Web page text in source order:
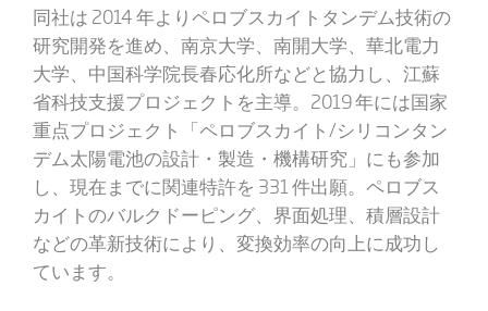
同社は 2014 年よりペロブスカイトタンデム技術の
研究開発を進め、南京大学、南開大学、華北電力
大学、中国科学院長春応化所などと協力し、江蘇
省科技支援プロジェクトを主導。2019 年には国家
重点プロジェクト「ペロブスカイト/シリコンタン
デム太陽電池の設計・製造・機構研究」にも参加
し、現在までに関連特許を 331 件出願。ペロブス
カイトのバルクドーピング、界面処理、積層設計
などの革新技術により、変換効率の向上に成功し
ています。